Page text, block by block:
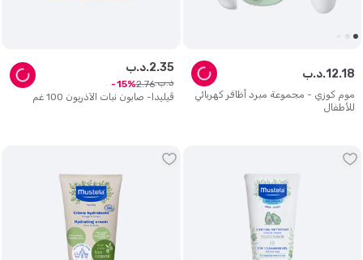
موم كوزي - مجموعة مبرد أظافر كهربائي
للأطفال
د.ب.12.18
ڤيليدا- صابون نبات الآذريون 100 غم
د.ب.2.35
د.ب. 2.76
15